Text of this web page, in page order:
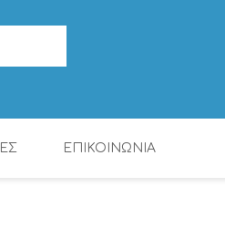
ΕΓΓΡΑΦΉ
ΕΠΙΚΟΙΝΩΝΙΑ